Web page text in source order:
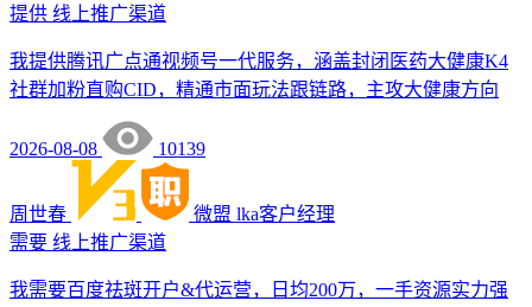
提供 线上推广渠道
我提供腾讯广点通视频号一代服务，涵盖封闭医药大健康K4
社群加粉直购CID，精通市面玩法跟链路，主攻大健康方向
2026-08-08 10139
周世春 微盟 lka客户经理
需要 线上推广渠道
我需要百度祛斑开户&代运营，日均200万，一手资源实力强